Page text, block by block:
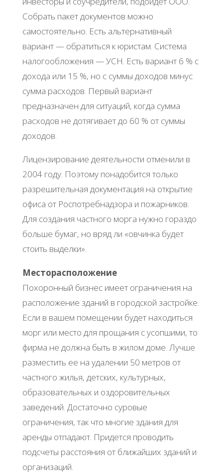
Собрать пакет документов можно
самостоятельно. Есть альтернативный
вариант — обратиться к юристам. Система
налогообложения — УСН. Есть вариант 6 % с
дохода или 15 %, но с суммы доходов минус
сумма расходов. Первый вариант
предназначен для ситуаций, когда сумма
расходов не дотягивает до 60 % от суммы
доходов.
Лицензирование деятельности отменили в
2004 году. Поэтому понадобится только
разрешительная документация на открытие
офиса от Роспотребнадзора и пожарников.
Для создания частного морга нужно гораздо
больше бумаг, но вряд ли «овчинка будет
стоить выделки».
Месторасположение
Похоронный бизнес имеет ограничения на
расположение зданий в городской застройке.
Если в вашем помещении будет находиться
морг или место для прощания с усопшими, то
фирма не должна быть в жилом доме. Лучше
разместить ее на удалении 50 метров от
частного жилья, детских, культурных,
образовательных и оздоровительных
заведений. Достаточно суровые
ограничения, так что многие здания для
аренды отпадают. Придется проводить
подсчеты расстояния от ближайших зданий и
организаций.